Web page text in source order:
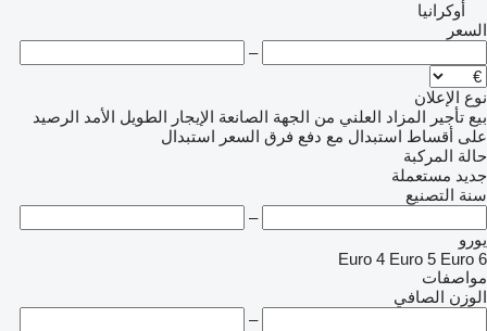
أوكرانيا
السعر
–
نوع الإعلان
بيع تأجير المزاد العلني من الجهة الصانعة الإيجار الطويل الأمد الرصيد
على أقساط استبدال مع دفع فرق السعر استبدال
حالة المركبة
جديد مستعملة
سنة التصنيع
–
يورو
Euro 4 Euro 5 Euro 6
مواصفات
الوزن الصافي
–